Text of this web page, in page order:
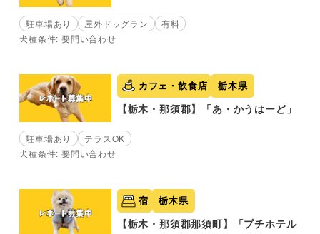
駐車場あり 屋外ドッグラン
有料
犬種条件: 要問い合わせ
カフェ・飲食店 栃木県
【栃木・那須郡】「あ・かうはーど」
駐車場あり
テラスOK
犬種条件: 要問い合わせ
宿 栃木県
【栃木・那須郡那須町】「プチホテル